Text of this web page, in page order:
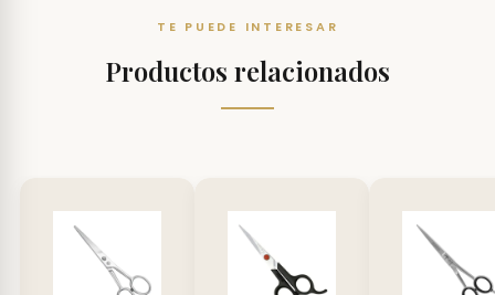
TE PUEDE INTERESAR
Productos relacionados